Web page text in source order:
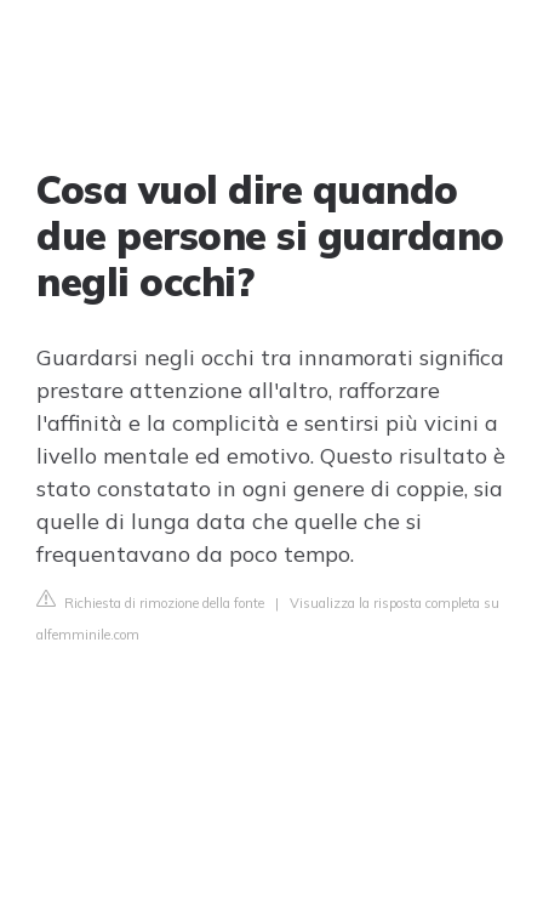
Cosa vuol dire quando
due persone si guardano
negli occhi?
Guardarsi negli occhi tra innamorati significa
prestare attenzione all'altro, rafforzare
l'affinità e la complicità e sentirsi più vicini a
livello mentale ed emotivo. Questo risultato è
stato constatato in ogni genere di coppie, sia
quelle di lunga data che quelle che si
frequentavano da poco tempo.
Richiesta di rimozione della fonte | Visualizza la risposta completa su
alfemminile.com